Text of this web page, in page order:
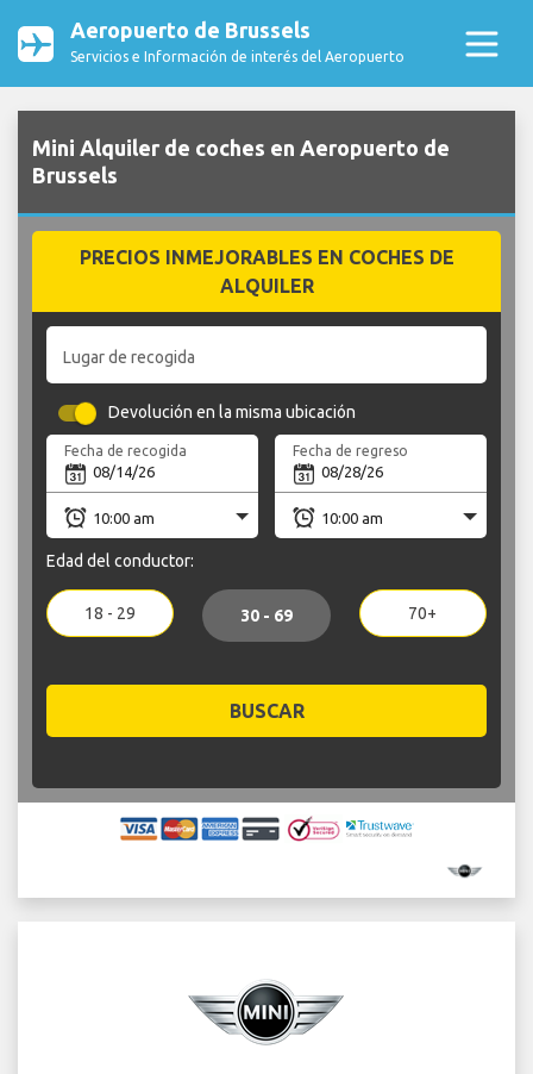
Aeropuerto de Brussels
Servicios e Información de interés del Aeropuerto
Mini Alquiler de coches en Aeropuerto de
Brussels
PRECIOS INMEJORABLES EN COCHES DE
ALQUILER
Lugar de recogida
Devolución en la misma ubicación
Fecha de recogida Fecha de regreso
Edad del conductor:
18 - 29 30 - 69 70+
BUSCAR